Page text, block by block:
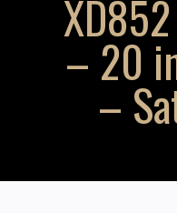
– 20
–